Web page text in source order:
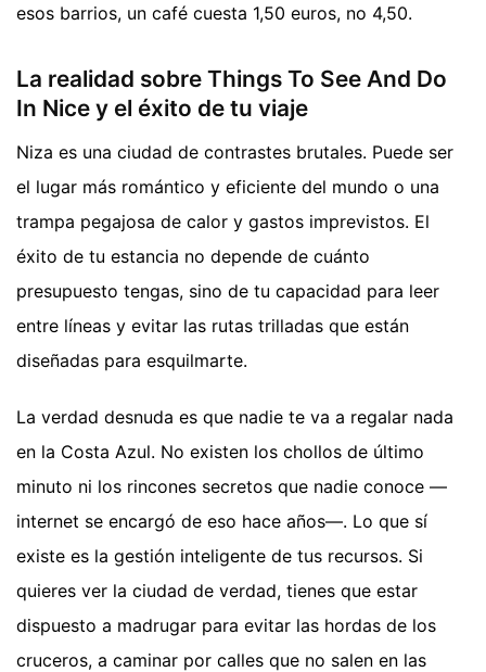
esos barrios, un café cuesta 1,50 euros, no 4,50.
La realidad sobre Things To See And Do
In Nice y el éxito de tu viaje
Niza es una ciudad de contrastes brutales. Puede ser
el lugar más romántico y eficiente del mundo o una
trampa pegajosa de calor y gastos imprevistos. El
éxito de tu estancia no depende de cuánto
presupuesto tengas, sino de tu capacidad para leer
entre líneas y evitar las rutas trilladas que están
diseñadas para esquilmarte.
La verdad desnuda es que nadie te va a regalar nada
en la Costa Azul. No existen los chollos de último
minuto ni los rincones secretos que nadie conoce —
internet se encargó de eso hace años—. Lo que sí
existe es la gestión inteligente de tus recursos. Si
quieres ver la ciudad de verdad, tienes que estar
dispuesto a madrugar para evitar las hordas de los
cruceros, a caminar por calles que no salen en las